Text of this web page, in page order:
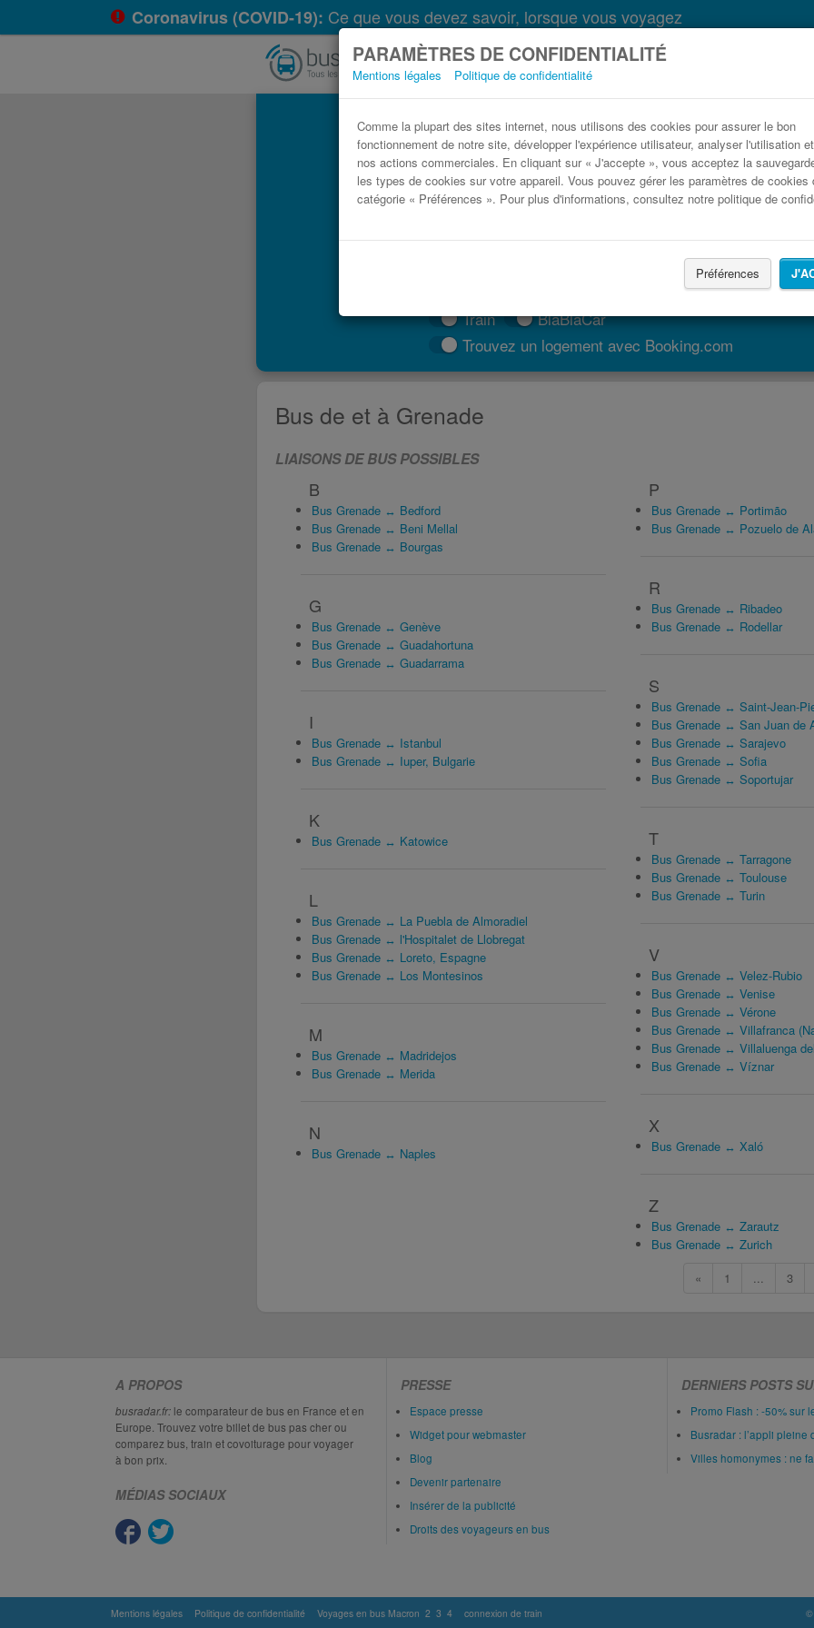
PARAMÈTRES DE CONFIDENTIALITÉ
Mentions légales Politique de confidentialité
Comme la plupart des sites internet, nous utilisons des cookies pour assurer le bon
fonctionnement de notre site, développer l'expérience utilisateur, analyser l'utilisation
nos actions commerciales. En cliquant sur « J'accepte », vous acceptez la
les types de cookies sur votre appareil. Vous pouvez gérer les paramètres de cookies
catégorie « Préférences ». Pour plus d'informations, consultez notre politique de
Préférences
Coronavirus (COVID-19): Ce que vous devez savoir, lorsque vous voyagez
TROUVER UN TRAJET
Train
BlaBlaCar
Trouvez un logement avec Booking.com
Bus de et à Grenade
LIAISONS DE BUS POSSIBLES
B
Bus Grenade ↔ Bedford
Bus Grenade ↔ Beni Mellal
Bus Grenade ↔ Bourgas
G
Bus Grenade ↔ Genève
Bus Grenade ↔ Guadahortuna
Bus Grenade ↔ Guadarrama
I
Bus Grenade ↔ Istanbul
Bus Grenade ↔ Iuper, Bulgarie
K
Bus Grenade ↔ Katowice
L
Bus Grenade ↔ La Puebla de Almoradiel
Bus Grenade ↔ l'Hospitalet de Llobregat
Bus Grenade ↔ Loreto, Espagne
Bus Grenade ↔ Los Montesinos
M
Bus Grenade ↔ Madridejos
Bus Grenade ↔ Merida
N
Bus Grenade ↔ Naples
P
Bus Grenade ↔ Portimão
Bus Grenade ↔ Pozuelo de
R
Bus Grenade ↔ Ribadeo
Bus Grenade ↔ Rodellar
S
Bus Grenade ↔ Saint-Jean-
Bus Grenade ↔ San Juan de
Bus Grenade ↔ Sarajevo
Bus Grenade ↔ Sofia
Bus Grenade ↔ Soportujar
T
Bus Grenade ↔ Tarragone
Bus Grenade ↔ Toulouse
Bus Grenade ↔ Turin
V
Bus Grenade ↔ Velez-Rubio
Bus Grenade ↔ Venise
Bus Grenade ↔ Vérone
Bus Grenade ↔ Villafranca
Bus Grenade ↔ Villaluenga
Bus Grenade ↔ Víznar
X
Bus Grenade ↔ Xaló
Z
Bus Grenade ↔ Zarautz
Bus Grenade ↔ Zurich
«
1 ... 3
A PROPOS
busradar.fr: le comparateur de bus en France et en
Europe. Trouvez votre billet de bus pas cher ou
comparez bus, train et covoiturage pour voyager
à bon prix.
MÉDIAS SOCIAUX
PRESSE
Espace presse
Widget pour webmaster
Blog
Devenir partenaire
Insérer de la publicité
Droits des voyageurs en bus
DERNIERS POSTS
Promo Flash : -50% sur
Busradar : l’appli pleine
Villes homonymes : ne
Mentions légales Politique de confidentialité Voyages en bus Macron 2 3 4 connexion de train ©